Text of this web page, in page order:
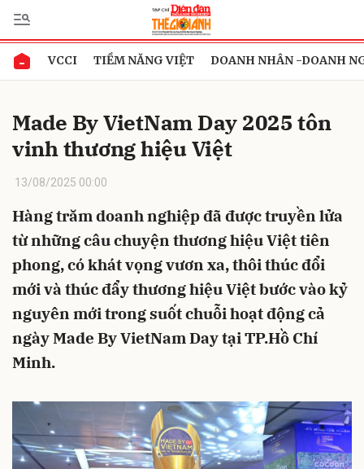
VCCI TIỀM NĂNG VIỆT DOANH NHÂN -DOANH
Made By VietNam Day 2025 tôn
vinh thương hiệu Việt
13/08/2025 00:00
Hàng trăm doanh nghiệp đã được truyền lửa
từ những câu chuyện thương hiệu Việt tiên
phong, có khát vọng vươn xa, thôi thúc đổi
mới và thúc đẩy thương hiệu Việt bước vào kỷ
nguyên mới trong suốt chuỗi hoạt động cả
ngày Made By VietNam Day tại TP.Hồ Chí
Minh.
Gửi bình luận
Hủy Gửi